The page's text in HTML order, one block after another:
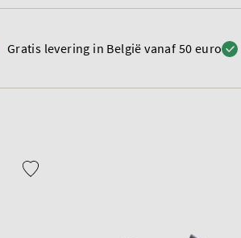
Gratis levering in België vanaf 50 euro